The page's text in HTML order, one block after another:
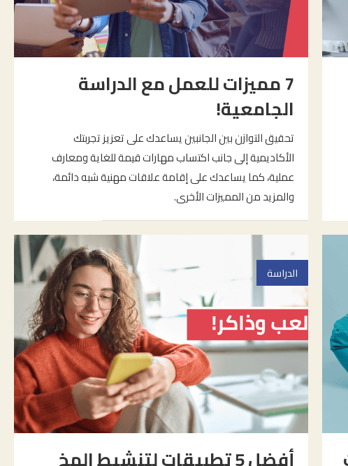
7 مميزات للعمل مع الدراسة
الجامعية!
تحقيق التوازن بين الجانبين يساعدك على تعزيز تجربتك
الأكاديمية إلى جانب اكتساب مهارات قيمة للغاية ومعارف
عملية، كما يساعدك على إقامة علاقات مهنية شبه دائمة،
والمزيد من المميزات الأخرى.
الدراسة